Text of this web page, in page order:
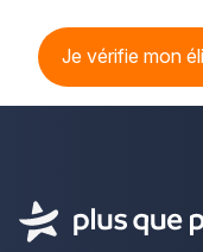
Je vérifie mon